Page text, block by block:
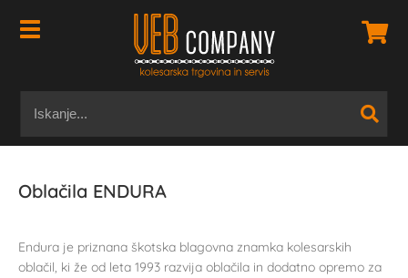
Oblačila ENDURA
Endura je priznana škotska blagovna znamka kolesarskih
oblačil, ki že od leta 1993 razvija oblačila in dodatno opremo za